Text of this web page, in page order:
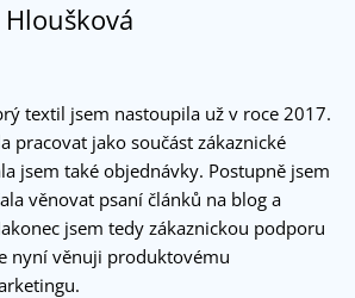
Hloušková
textil jsem nastoupila už v roce 2017.
pracovat jako součást zákaznické
jsem také objednávky. Postupně jsem
věnovat psaní článků na blog a
jsem tedy zákaznickou podporu
nyní věnuji produktovému